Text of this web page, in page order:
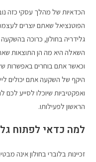
הכדאיות של מהלך עסקי כזה
הפוטנציאל שאתם יוצרים
גלידריה בחולון, כרוכה
השאלה היא מה הן התוצאות
וכאשר אתם בוחרים באפשרות
היקף של השקעה אתם יכולים
ואפקטיביות שיוכלו לסייע
הראשון לפעילותו.
למה כדאי לפתוח
זכיינות בלוברי בחולון אינה